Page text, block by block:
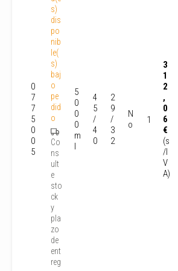
0
7
7
5
0
0
5
s)
dis
po
nib
le(
s)
baj
o
pe
did
o
Co
ns
ult
e
sto
ck
y
pla
zo
de
ent
reg
5
0
0
0
m
l
4
5
/
4
0
2
9
/
3
2
N
o
1
3
1
2
,
0
6
€
(s
/I
V
A)